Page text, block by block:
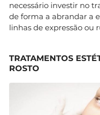
necessário investir no
de forma a abrandar a
linhas de expressão ou
TRATAMENTOS
ROSTO